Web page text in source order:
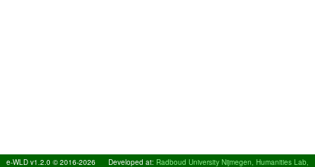
e-WLD v1.2.0 © 2016-2026 Developed at: Radboud University Nijmegen, Humanities Lab,